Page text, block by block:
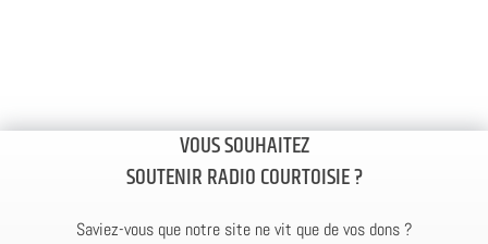
VOUS SOUHAITEZ
SOUTENIR RADIO COURTOISIE ?
Saviez-vous que notre site ne vit que de vos dons ?